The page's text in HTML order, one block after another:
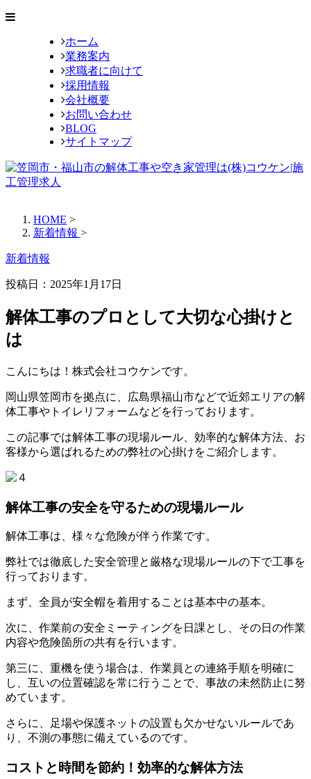
ホーム
業務案内
求職者に向けて
採用情報
会社概要
お問い合わせ
BLOG
サイトマップ
HOME >
新着情報 >
新着情報
投稿日： 2025年1月17日
解体工事のプロとして大切な心掛けと
は
こんにちは！株式会社コウケンです。
岡山県笠岡市を拠点に、広島県福山市などで近郊エリアの解
体工事やトイレリフォームなどを行っております。
この記事では解体工事の現場ルール、効率的な解体方法、お
客様から選ばれるための弊社の心掛けをご紹介します。
解体工事の安全を守るための現場ルール
解体工事は、様々な危険が伴う作業です。
弊社では徹底した安全管理と厳格な現場ルールの下で工事を
行っております。
まず、全員が安全帽を着用することは基本中の基本。
次に、作業前の安全ミーティングを日課とし、その日の作業
内容や危険箇所の共有を行います。
第三に、重機を使う場合は、作業員との連絡手順を明確に
し、互いの位置確認を常に行うことで、事故の未然防止に努
めています。
さらに、足場や保護ネットの設置も欠かせないルールであ
り、不測の事態に備えているのです。
コストと時間を節約！効率的な解体方法